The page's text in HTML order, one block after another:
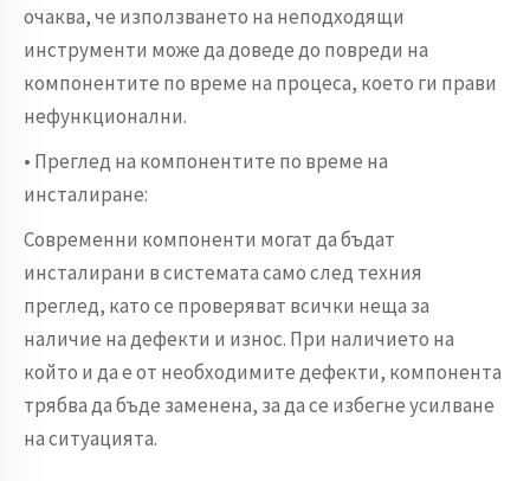
очаква, че използването на неподходящи
инструменти може да доведе до повреди на
компонентите по време на процеса, което ги прави
нефункционални.
• Преглед на компонентите по време на
инсталиране:
Современни компоненти могат да бъдат
инсталирани в системата само след техния
преглед, като се проверяват всички неща за
наличие на дефекти и износ. При наличието на
който и да е от необходимите дефекти, компонента
трябва да бъде заменена, за да се избегне усилване
на ситуацията.